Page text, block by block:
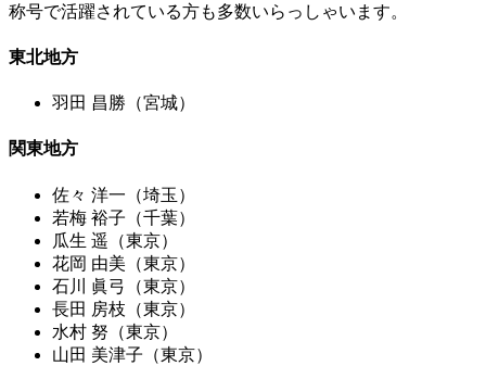
称号で活躍されている方も多数いらっしゃいます。
東北地方
羽田 昌勝（宮城）
関東地方
佐々 洋一（埼玉）
若梅 裕子（千葉）
瓜生 遥（東京）
花岡 由美（東京）
石川 眞弓（東京）
長田 房枝（東京）
水村 努（東京）
山田 美津子（東京）